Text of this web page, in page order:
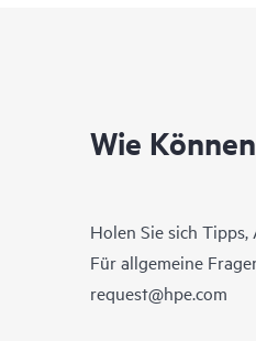
Wie
Holen Sie sich
Für allgemeine
request@hpe.com